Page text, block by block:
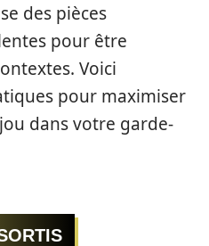
des pièces
pour être
Voici
pour maximiser
dans votre garde-